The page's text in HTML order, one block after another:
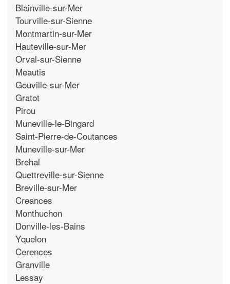
Blainville-sur-Mer
Tourville-sur-Sienne
Montmartin-sur-Mer
Hauteville-sur-Mer
Orval-sur-Sienne
Meautis
Gouville-sur-Mer
Gratot
Pirou
Muneville-le-Bingard
Saint-Pierre-de-Coutances
Muneville-sur-Mer
Brehal
Quettreville-sur-Sienne
Breville-sur-Mer
Creances
Monthuchon
Donville-les-Bains
Yquelon
Cerences
Granville
Lessay